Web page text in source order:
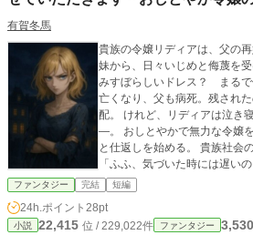
有賀冬馬
貴族の令嬢リディアは、父の
妹から、日々いじめと侮蔑を受けていた。
みすぼらしいドレス？ まるで使用人ね」 本
亡くなり、父も病死。残され
配。 けれど、リディアは泣き
―。 おしとやかで無力な令嬢を演じながら、彼女はじわじわ
と仕返しを始める。 貴族社会
「ふふ、気づいた時には遅いのよ」 優しげな仮面の
たい微笑みを宿すリディアの復讐劇
恋愛×ファンタジーの三拍子で
懲悪が好きな方、読後感すっ
ファンタジー 完結 短編
24h.ポイント 28pt
小説 22,415 位 / 229,022件 ファンタジー 3,530